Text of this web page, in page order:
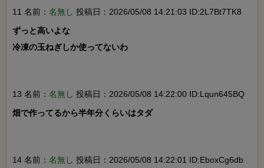
11 名前： 名無し 投稿日：2026/05/08 14:21:03 ID:2L7Bt7TK8
ずっと高いよな
冷凍の玉ねぎしか使ってないわ
13 名前： 名無し 投稿日：2026/05/08 14:22:00 ID:Lqun645BQ
畑で作ってるから半年分くらいはタダ
14 名前： 名無し 投稿日：2026/05/08 14:22:01 ID:EboxCg6db